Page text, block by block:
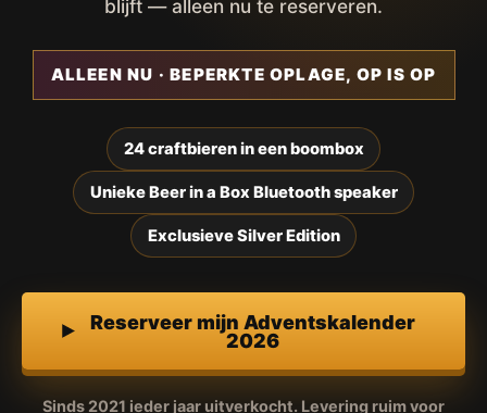
blijft — alleen nu te reserveren.
ALLEEN NU · BEPERKTE OPLAGE, OP IS OP
24 craftbieren in een boombox
Unieke Beer in a Box Bluetooth speaker
Exclusieve Silver Edition
Reserveer mijn Adventskalender
2026
Sinds 2021 ieder jaar uitverkocht. Levering ruim voor